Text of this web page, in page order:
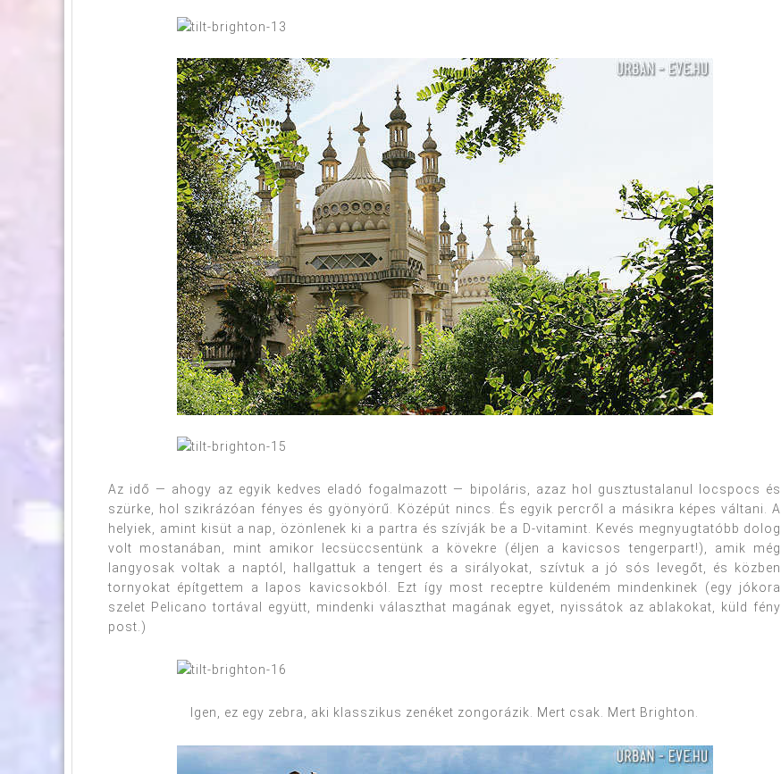
Az idő — ahogy az egyik kedves eladó fogalmazott — bipoláris, azaz hol gusztustalanul locspocs és
szürke, hol szikrázóan fényes és gyönyörű. Középút nincs. És egyik percről a másikra képes váltani. A
helyiek, amint kisüt a nap, özönlenek ki a partra és szívják be a D-vitamint. Kevés megnyugtatóbb dolog
volt mostanában, mint amikor lecsüccsentünk a kövekre (éljen a kavicsos tengerpart!), amik még
langyosak voltak a naptól, hallgattuk a tengert és a sirályokat, szívtuk a jó sós levegőt, és közben
tornyokat építgettem a lapos kavicsokból. Ezt így most receptre küldeném mindenkinek (egy jókora
szelet Pelicano tortával együtt, mindenki választhat magának egyet, nyissátok az ablakokat, küld fény
post.)
Igen, ez egy zebra, aki klasszikus zenéket zongorázik. Mert csak. Mert Brighton.